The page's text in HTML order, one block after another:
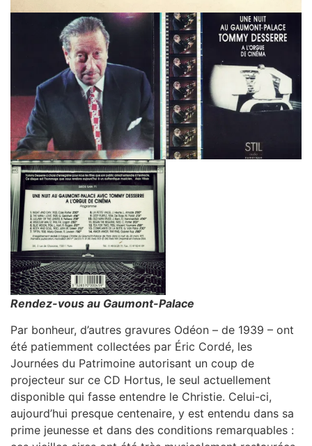
Rendez-vous au Gaumont-Palace
Par bonheur, d’autres gravures Odéon – de 1939 – ont
été patiemment collectées par Éric Cordé, les
Journées du Patrimoine autorisant un coup de
projecteur sur ce CD Hortus, le seul actuellement
disponible qui fasse entendre le Christie. Celui-ci,
aujourd’hui presque centenaire, y est entendu dans sa
prime jeunesse et dans des conditions remarquables :